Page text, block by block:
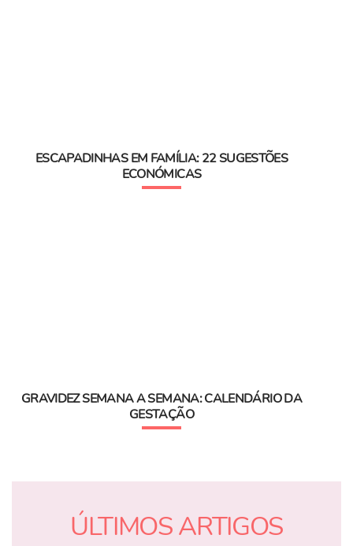
ESCAPADINHAS EM FAMÍLIA: 22 SUGESTÕES
ECONÓMICAS
GRAVIDEZ SEMANA A SEMANA: CALENDÁRIO DA
GESTAÇÃO
ÚLTIMOS ARTIGOS